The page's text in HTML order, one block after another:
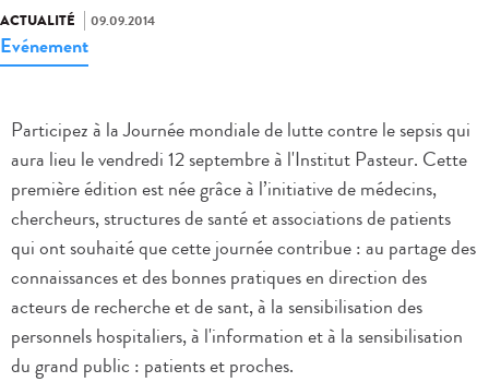
ACTUALITÉ 09.09.2014
Evénement
Participez à la Journée mondiale de lutte contre le sepsis qui
aura lieu le vendredi 12 septembre à l'Institut Pasteur. Cette
première édition est née grâce à l’initiative de médecins,
chercheurs, structures de santé et associations de patients
qui ont souhaité que cette journée contribue : au partage des
connaissances et des bonnes pratiques en direction des
acteurs de recherche et de sant, à la sensibilisation des
personnels hospitaliers, à l'information et à la sensibilisation
du grand public : patients et proches.